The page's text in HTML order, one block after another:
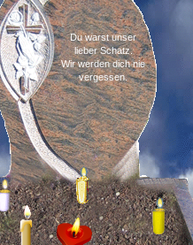
Du warst unser
lieber Schatz.
Wir werden dich nie
vergessen.